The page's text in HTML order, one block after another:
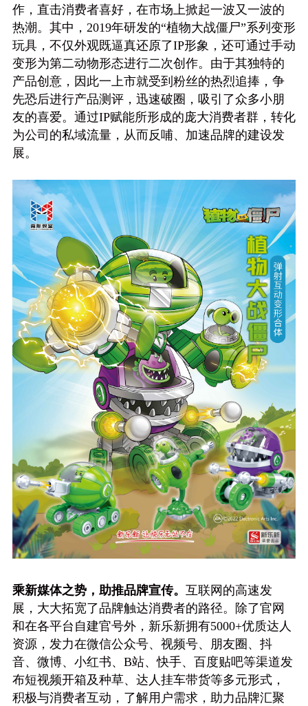
作，直击消费者喜好，在市场上掀起一波又一波的
热潮。其中，2019年研发的“植物大战僵尸”系列变形
玩具，不仅外观既逼真还原了IP形象，还可通过手动
变形为第二动物形态进行二次创作。由于其独特的
产品创意，因此一上市就受到粉丝的热烈追捧，争
先恐后进行产品测评，迅速破圈，吸引了众多小朋
友的喜爱。通过IP赋能所形成的庞大消费者群，转化
为公司的私域流量，从而反哺、加速品牌的建设发
展。
乘新媒体之势，助推品牌宣传。 互联网的高速发
展，大大拓宽了品牌触达消费者的路径。除了官网
和在各平台自建官号外，新乐新拥有5000+优质达人
资源，发力在微信公众号、视频号、朋友圈、抖
音、微博、小红书、B站、快手、百度贴吧等渠道发
布短视频开箱及种草、达人挂车带货等多元形式，
积极与消费者互动，了解用户需求，助力品牌汇聚